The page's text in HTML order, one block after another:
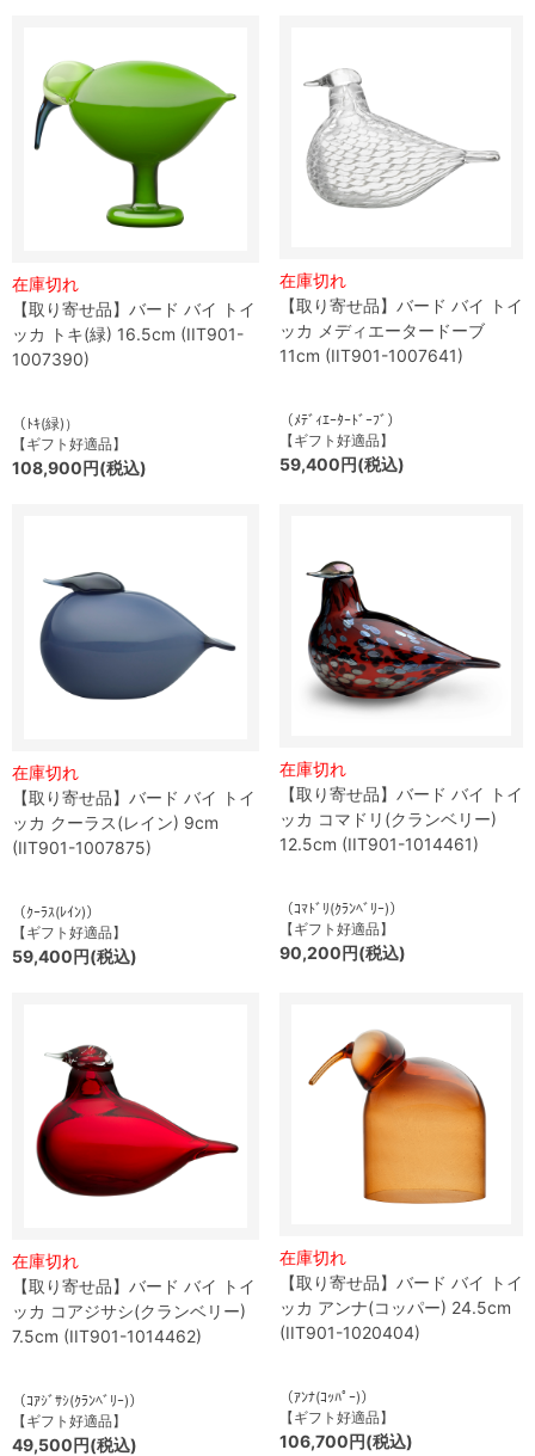
在庫切れ
【取り寄せ品】バード バイ トイ
ッカ トキ(緑) 16.5cm (IIT901-
1007390)
（ﾄｷ(緑)）
【ギフト好適品】
108,900円(税込)
在庫切れ
【取り寄せ品】バード バイ トイ
ッカ メディエータードーブ
11cm (IIT901-1007641)
（ﾒﾃﾞｨｴｰﾀｰﾄﾞｰﾌﾞ）
【ギフト好適品】
59,400円(税込)
在庫切れ
【取り寄せ品】バード バイ トイ
ッカ クーラス(レイン) 9cm
(IIT901-1007875)
（ｸｰﾗｽ(ﾚｲﾝ)）
【ギフト好適品】
59,400円(税込)
在庫切れ
【取り寄せ品】バード バイ トイ
ッカ コマドリ(クランベリー)
12.5cm (IIT901-1014461)
（ｺﾏﾄﾞﾘ(ｸﾗﾝﾍﾞﾘｰ)）
【ギフト好適品】
90,200円(税込)
在庫切れ
【取り寄せ品】バード バイ トイ
ッカ コアジサシ(クランベリー)
7.5cm (IIT901-1014462)
（ｺｱｼﾞｻｼ(ｸﾗﾝﾍﾞﾘｰ)）
【ギフト好適品】
49,500円(税込)
在庫切れ
【取り寄せ品】バード バイ トイ
ッカ アンナ(コッパー) 24.5cm
(IIT901-1020404)
（ｱﾝﾅ(ｺｯﾊﾟｰ)）
【ギフト好適品】
106,700円(税込)